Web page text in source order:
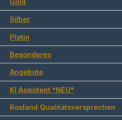
Gold
Silber
Platin
Besonderes
Angebote
KI Assistent *NEU*
Rosland Qualitätsversprechen